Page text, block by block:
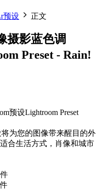
预设 正文
摄影蓝色调
Preset - Rain!
预设Lightroom Preset
为您的图像带来醒目的外
合生活方式，肖像和城市